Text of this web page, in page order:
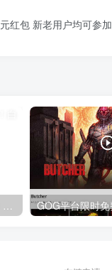
红包 新老用户均可参加
优惠寄快递最高便宜一半多！白鸽惠递